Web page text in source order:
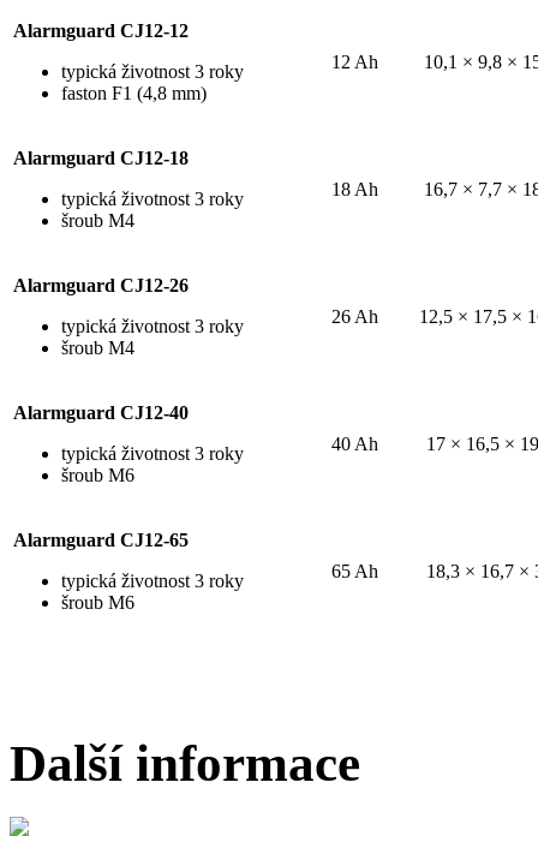
Alarmguard CJ12-12
typická životnost 3 roky
faston F1 (4,8 mm)
12 Ah 10,1 × 9,8 ×
Alarmguard CJ12-18
typická životnost 3 roky
šroub M4
18 Ah 16,7 × 7,7 ×
Alarmguard CJ12-26
typická životnost 3 roky
šroub M4
26 Ah 12,5 × 17,5 ×
Alarmguard CJ12-40
typická životnost 3 roky
šroub M6
40 Ah 17 × 16,5 ×
Alarmguard CJ12-65
typická životnost 3 roky
šroub M6
65 Ah 18,3 × 16,7 ×
Další informace